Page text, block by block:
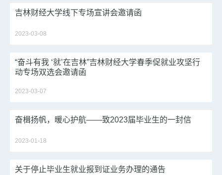
吉林财经大学线下专场宣讲会邀请函
2023-03-08
“奋斗有我 ‘就’在吉林”吉林财经大学春季促就业攻坚行
动专场双选会邀请函
2023-03-07
奋楫扬帆，暖心护航——致2023届毕业生的一封信
2023-01-18
关于停止毕业生就业报到证业务办理的通告